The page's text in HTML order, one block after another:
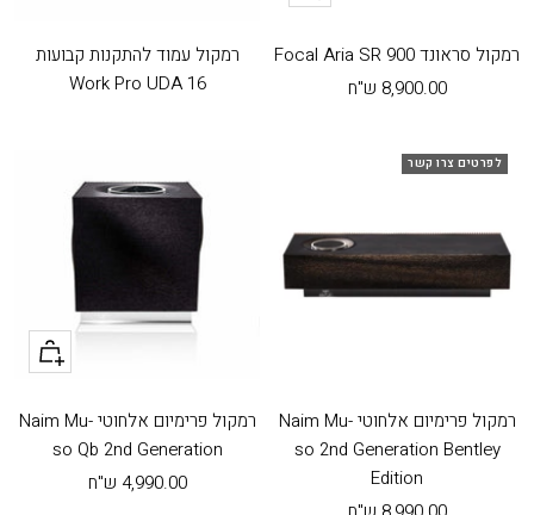
הוסף
לעגלה
רמקול סראונד Focal Aria SR 900
מחיר
8,900.00 ש"ח
רמקול עמוד להתקנות קבועות
Work Pro UDA 16
לפרטים צרו קשר
רמקול פרימיום אלחוטי Naim Mu-
so 2nd Generation Bentley
Edition
+
הוסף
לעגלה
רמקול פרימיום אלחוטי Naim Mu-
so Qb 2nd Generation
מחיר
4,990.00 ש"ח